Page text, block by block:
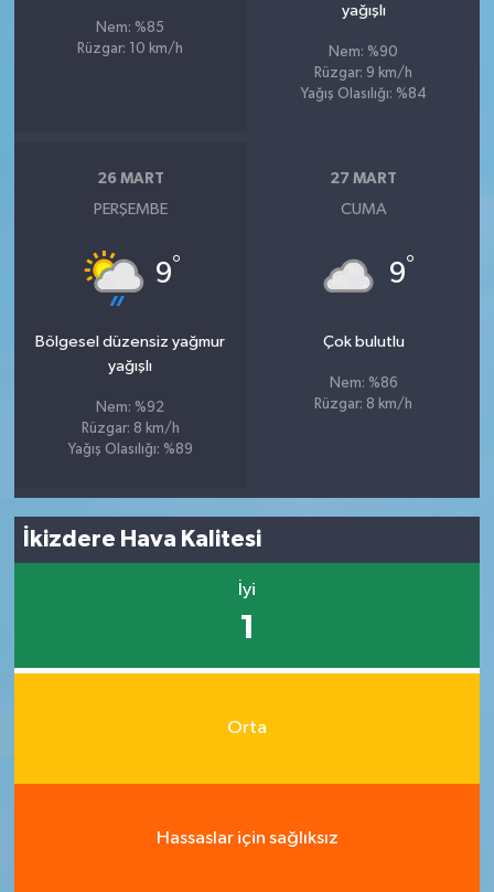
Nem: %85
Rüzgar: 10 km/h
yağışlı
Nem: %90
Rüzgar: 9 km/h
Yağış Olasılığı: %84
26 MART
PERŞEMBE
9°
Bölgesel düzensiz yağmur
yağışlı
Nem: %92
Rüzgar: 8 km/h
Yağış Olasılığı: %89
27 MART
CUMA
9°
Çok bulutlu
Nem: %86
Rüzgar: 8 km/h
İkizdere Hava Kalitesi
İyi
1
Orta
Hassaslar için sağlıksız